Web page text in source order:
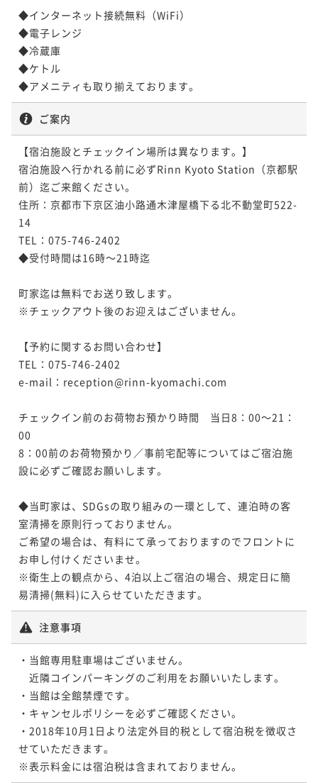
◆インターネット接続無料（WiFi）
◆電子レンジ
◆冷蔵庫
◆ケトル
ご案内
【宿泊施設とチェックイン場所は異なります。】
宿泊施設へ行かれる前に必ずRinn Kyoto Station（京都駅
前）迄ご来館ください。
住所：京都市下京区油小路通木津屋橋下る北不動堂町522-
14
TEL：075-746-2402
◆受付時間は16時～21時迄
町家迄は無料でお送り致します。
※チェックアウト後のお迎えはございません。
【予約に関するお問い合わせ】
TEL：075-746-2402
e-mail：reception@rinn-kyomachi.com
チェックイン前のお荷物お預かり時間　当日8：00～21：
00
8：00前のお荷物預かり／事前宅配等についてはご宿泊施
設に必ずご確認お願いします。
◆当町家は、SDGsの取り組みの一環として、連泊時の客
室清掃を原則行っておりません。
ご希望の場合は、有料にて承っておりますのでフロントに
お申し付けくださいませ。
※衛生上の観点から、4泊以上ご宿泊の場合、規定日に簡
易清掃(無料)に入らせていただきます。
注意事項
・当館専用駐車場はございません。
近隣コインパーキングのご利用をお願いいたします。
・当館は全館禁煙です。
・キャンセルポリシーを必ずご確認ください。
・2018年10月1日より法定外目的税として宿泊税を徴収さ
せていただきます。
※表示料金には宿泊税は含まれておりません。